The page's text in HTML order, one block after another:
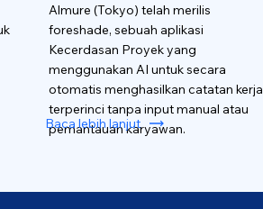
Almure (Tokyo) telah merilis
foreshade, sebuah aplikasi
Kecerdasan Proyek yang
menggunakan AI untuk secara
otomatis menghasilkan catatan kerja
terperinci tanpa input manual atau
pemantauan karyawan.
Baca lebih lanjut